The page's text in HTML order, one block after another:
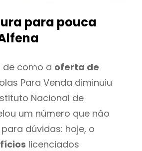
para pouca
de como a oferta de
Para Venda diminuiu
Nacional de
um número que não
dúvidas: hoje, o
licenciados